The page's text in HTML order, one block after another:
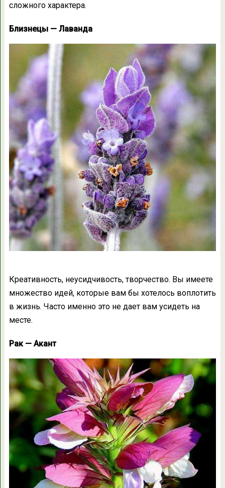
сложного характера.
Близнецы — Лаванда
Креативность, неусидчивость, творчество. Вы имеете
множество идей, которые вам бы хотелось воплотить
в жизнь. Часто именно это не дает вам усидеть на
месте.
Рак — Акант